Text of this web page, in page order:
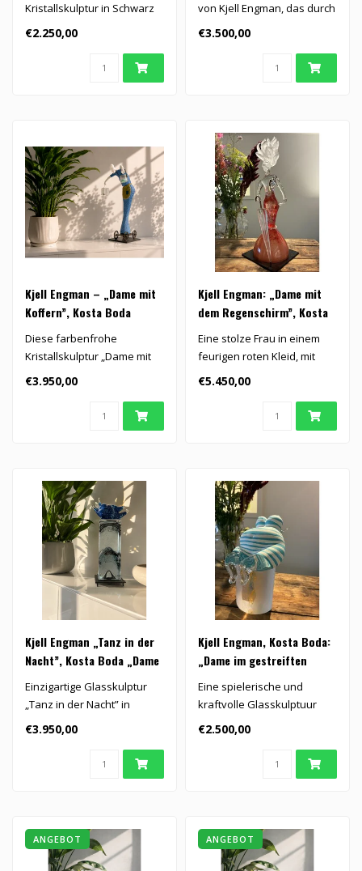
Kristallskulptur in Schwarz
und Gelb, getragen von
einer farbenf..
€2.250,00
von Kjell Engman, das durch
seine Fröhlichkeit und..
€3.500,00
Kjell Engman – „Dame mit
Koffern”, Kosta Boda
Diese farbenfrohe
Kristallskulptur „Dame mit
Koffern” von Kjell Engman
€3.950,00
Kjell Engman: „Dame mit
dem Regenschirm”, Kosta
Eine stolze Frau in einem
feurigen roten Kleid, mit
Regenschirm und
wallendem Ha..
€5.450,00
Kjell Engman „Tanz in der
Nacht”, Kosta Boda „Dame
Einzigartige Glasskulptur
„Tanz in der Nacht” in
Tiefblau von Kjell Engman f..
€3.950,00
Kjell Engman, Kosta Boda:
„Dame im gestreiften
Badeanzug”
Eine spielerische und
kraftvolle Glasskulptuur
von Kjell Engman: Die
„Dame im ..
€2.500,00
ANGEBOT ANGEBOT